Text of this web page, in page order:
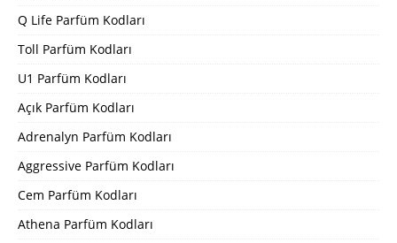
Q Life Parfüm Kodları
Toll Parfüm Kodları
U1 Parfüm Kodları
Açık Parfüm Kodları
Adrenalyn Parfüm Kodları
Aggressive Parfüm Kodları
Cem Parfüm Kodları
Athena Parfüm Kodları